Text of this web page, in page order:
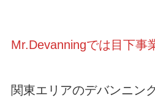
Mr.Devanningでは目下事
関東エリアのデバンニン